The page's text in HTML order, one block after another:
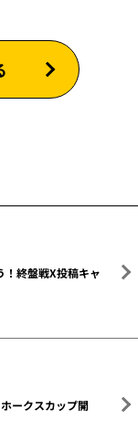
！終盤戦X投稿キャ
ークスカップ開